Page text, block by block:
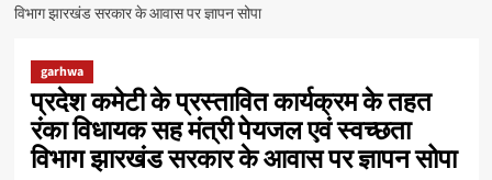
विभाग झारखंड सरकार के आवास पर ज्ञापन सोपा
garhwa
प्रदेश कमेटी के प्रस्तावित कार्यक्रम के तहत
रंका विधायक सह मंत्री पेयजल एवं स्वच्छता
विभाग झारखंड सरकार के आवास पर ज्ञापन सोपा